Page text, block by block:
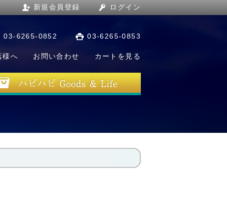
新規会員登録 ログイン
03-6265-0852 03-6265-0853
様へ お問い合わせ カートを見る